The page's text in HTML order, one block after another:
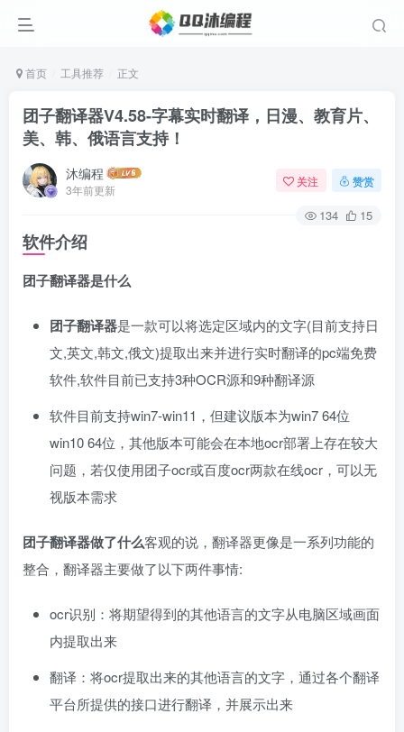
首页 工具推荐 正文
团子翻译器V4.58-字幕实时翻译，日漫、教育片、
美、韩、俄语言支持！
沐编程
3年前更新
关注 赞赏
134 15
软件介绍
团子翻译器是什么
团子翻译器是一款可以将选定区域内的文字(目前支持日
文,英文,韩文,俄文)提取出来并进行实时翻译的pc端免费
软件,软件目前已支持3种OCR源和9种翻译源
软件目前支持win7-win11，但建议版本为win7 64位
win10 64位，其他版本可能会在本地ocr部署上存在较大
问题，若仅使用团子ocr或百度ocr两款在线ocr，可以无
视版本需求
团子翻译器做了什么客观的说，翻译器更像是一系列功能的
整合，翻译器主要做了以下两件事情:
ocr识别：将期望得到的其他语言的文字从电脑区域画面
内提取出来
翻译：将ocr提取出来的其他语言的文字，通过各个翻译
平台所提供的接口进行翻译，并展示出来